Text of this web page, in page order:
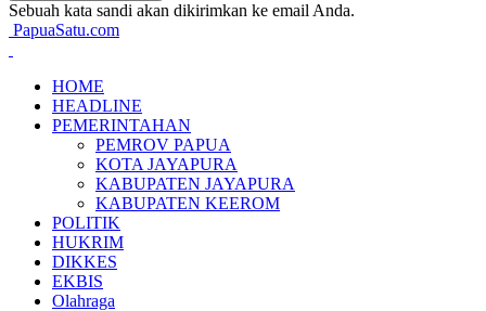
Sebuah kata sandi akan dikirimkan ke email Anda.
PapuaSatu.com
HOME
HEADLINE
PEMERINTAHAN
PEMROV PAPUA
KOTA JAYAPURA
KABUPATEN JAYAPURA
KABUPATEN KEEROM
POLITIK
HUKRIM
DIKKES
EKBIS
Olahraga